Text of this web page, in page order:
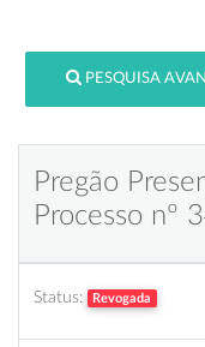
PESQUISA
Pregão
Processo nº
Status: Revogada